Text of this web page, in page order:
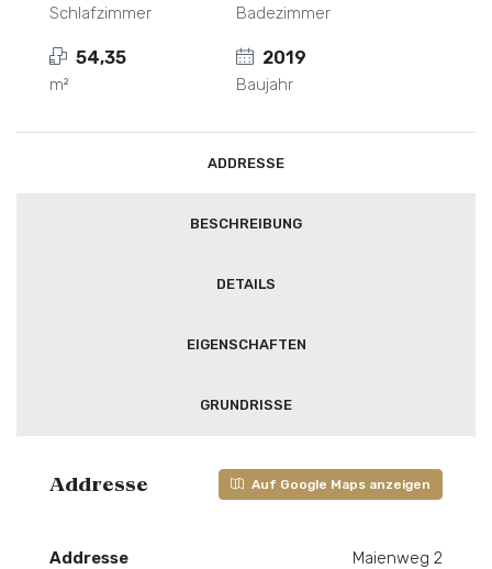
Schlafzimmer Badezimmer
54,35
m²
2019
Baujahr
ADDRESSE
BESCHREIBUNG
DETAILS
EIGENSCHAFTEN
GRUNDRISSE
Addresse Auf Google Maps anzeigen
Addresse Maienweg 2